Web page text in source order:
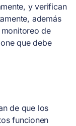
y verifican
además
de
que debe
de que los
funcionen